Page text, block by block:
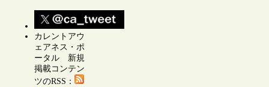
カレントアウ
ェアネス・ポ
ータル 新規
掲載コンテン
ツのRSS：